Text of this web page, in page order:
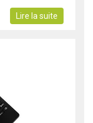
Lire la suite